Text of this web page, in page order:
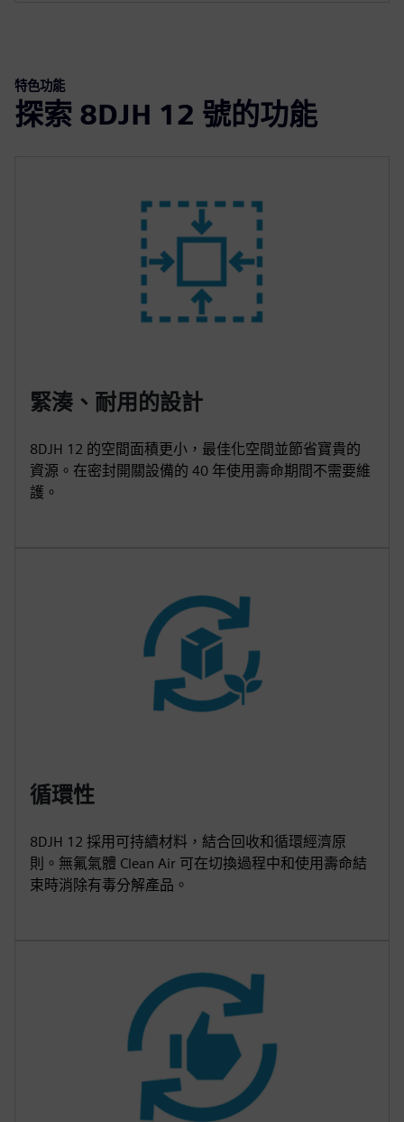
特色功能
探索 8DJH 12 號的功能
緊湊、耐用的設計
8DJH 12 的空間面積更小，最佳化空間並節省寶貴的
資源。在密封開關設備的 40 年使用壽命期間不需要維
護。
循環性
8DJH 12 採用可持續材料，結合回收和循環經濟原
則。無氟氣體 Clean Air 可在切換過程中和使用壽命結
束時消除有毒分解產品。